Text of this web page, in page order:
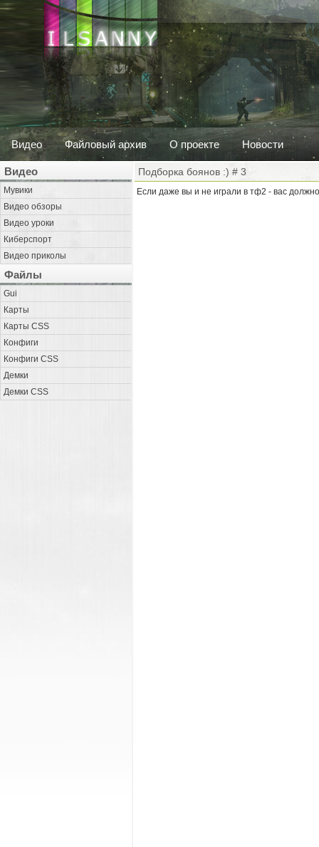
Видео Файловый архив О проекте Новости
Видео
Мувики
Видео обзоры
Видео уроки
Киберспорт
Видео приколы
Файлы
Gui
Карты
Карты CSS
Конфиги
Конфиги CSS
Демки
Демки CSS
Подборка боянов :) # 3
Если даже вы и не играли в тф2 - вас